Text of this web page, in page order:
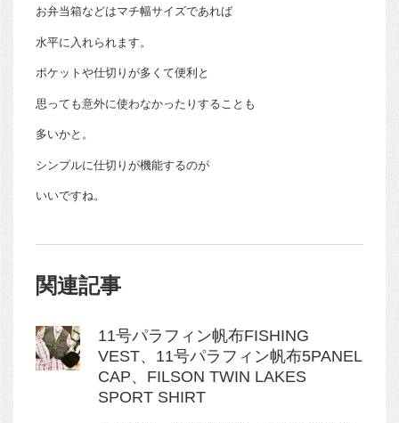
お弁当箱などはマチ幅サイズであれば
水平に入れられます。
ポケットや仕切りが多くて便利と
思っても意外に使わなかったりすることも
多いかと。
シンプルに仕切りが機能するのが
いいですね。
関連記事
11号パラフィン帆布FISHING
VEST、11号パラフィン帆布5PANEL
CAP、FILSON TWIN LAKES
SPORT SHIRT